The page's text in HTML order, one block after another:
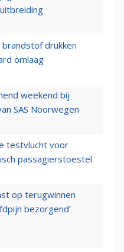
drukken
omlaag
weekend bij
SAS Noorwegen
testvlucht voor
passagierstoestel
op terugwinnen
bezorgend’